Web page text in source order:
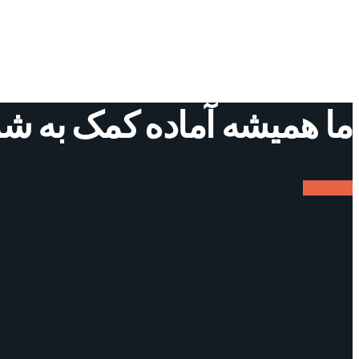
ما همیشه آماده کمک به